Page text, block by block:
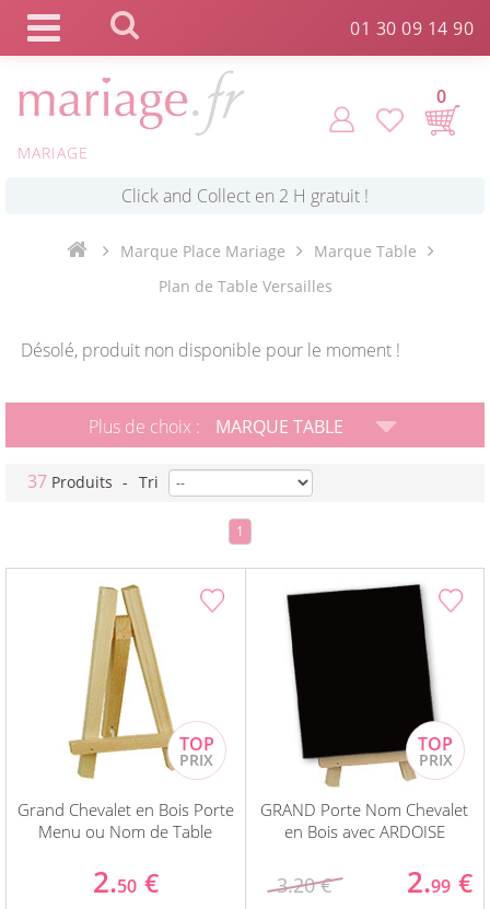
01 30 09 14 90
MARIAGE
0
Commande expédiée en 24h !
Click and Collect en 2 H gratuit !
Payez votre commande en 4X sans frais *
Marque Place Mariage
Marque Table
Plan de Table Versailles
Désolé, produit non disponible pour le moment !
Plus de choix : MARQUE TABLE
37 Produits - Tri
1
Grand Chevalet en Bois Porte
Menu ou Nom de Table
2.50 €
GRAND Porte Nom Chevalet
en Bois avec ARDOISE
3.20 € 2.99 €
Panneau de gestion des cookies